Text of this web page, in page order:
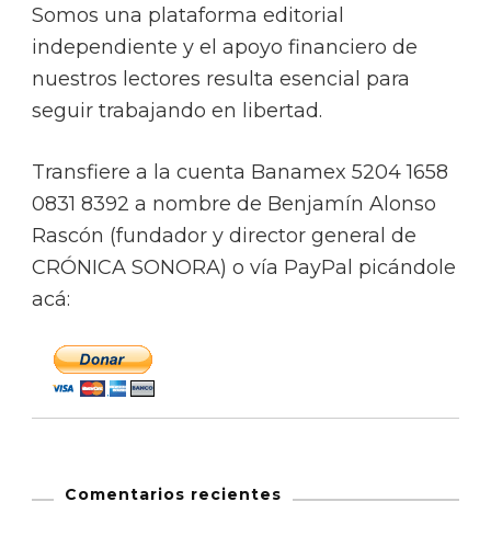
Somos una plataforma editorial
independiente y el apoyo financiero de
nuestros lectores resulta esencial para
seguir trabajando en libertad.
Transfiere a la cuenta Banamex 5204 1658
0831 8392 a nombre de Benjamín Alonso
Rascón (fundador y director general de
CRÓNICA SONORA) o vía PayPal picándole
acá:
Comentarios recientes